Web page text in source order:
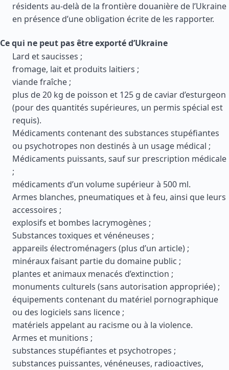
résidents au-delà de la frontière douanière de l’Ukraine
en présence d’une obligation écrite de les rapporter.
Ce qui ne peut pas être exporté d’Ukraine
Lard et saucisses ;
fromage, lait et produits laitiers ;
viande fraîche ;
plus de 20 kg de poisson et 125 g de caviar d’esturgeon
(pour des quantités supérieures, un permis spécial est
requis).
Médicaments contenant des substances stupéfiantes
ou psychotropes non destinés à un usage médical ;
Médicaments puissants, sauf sur prescription médicale
;
médicaments d’un volume supérieur à 500 ml.
Armes blanches, pneumatiques et à feu, ainsi que leurs
accessoires ;
explosifs et bombes lacrymogènes ;
Substances toxiques et vénéneuses ;
appareils électroménagers (plus d’un article) ;
minéraux faisant partie du domaine public ;
plantes et animaux menacés d’extinction ;
monuments culturels (sans autorisation appropriée) ;
équipements contenant du matériel pornographique
ou des logiciels sans licence ;
matériels appelant au racisme ou à la violence.
Armes et munitions ;
substances stupéfiantes et psychotropes ;
substances puissantes, vénéneuses, radioactives,